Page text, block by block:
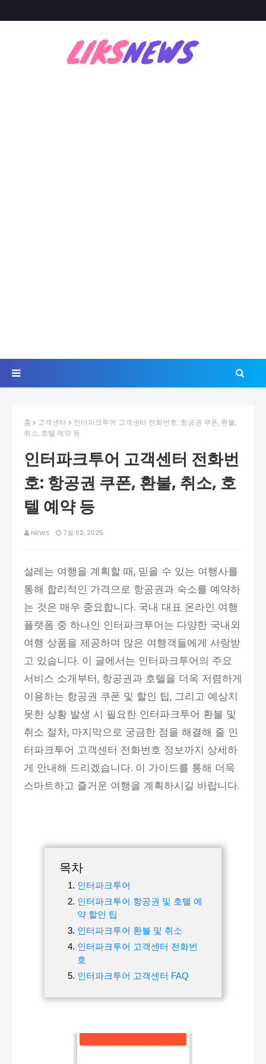
홈 고객센터
인터파크투어 고객센터 전화번호: 항공권 쿠폰, 환불,
취소, 호텔 예약 등
인터파크투어 고객센터 전화번
호: 항공권 쿠폰, 환불, 취소, 호
텔 예약 등
NEWS 7월 02, 2025
설레는 여행을 계획할 때, 믿을 수 있는 여행사를
통해 합리적인 가격으로 항공권과 숙소를 예약하
는 것은 매우 중요합니다. 국내 대표 온라인 여행
플랫폼 중 하나인 인터파크투어는 다양한 국내외
여행 상품을 제공하며 많은 여행객들에게 사랑받
고 있습니다. 이 글에서는 인터파크투어의 주요
서비스 소개부터, 항공권과 호텔을 더욱 저렴하게
이용하는 항공권 쿠폰 및 할인 팁, 그리고 예상치
못한 상황 발생 시 필요한 인터파크투어 환불 및
취소 절차, 마지막으로 궁금한 점을 해결해 줄 인
터파크투어 고객센터 전화번호 정보까지 상세하
게 안내해 드리겠습니다. 이 가이드를 통해 더욱
스마트하고 즐거운 여행을 계획하시길 바랍니다.
목차
인터파크투어
인터파크투어 항공권 및 호텔 예
약 할인 팁
인터파크투어 환불 및 취소
인터파크투어 고객센터 전화번
호
인터파크투어 고객센터 FAQ